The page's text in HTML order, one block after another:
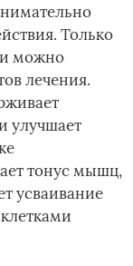
Только
можно
лечения.
улучшает
тонус мышц,
усваивание